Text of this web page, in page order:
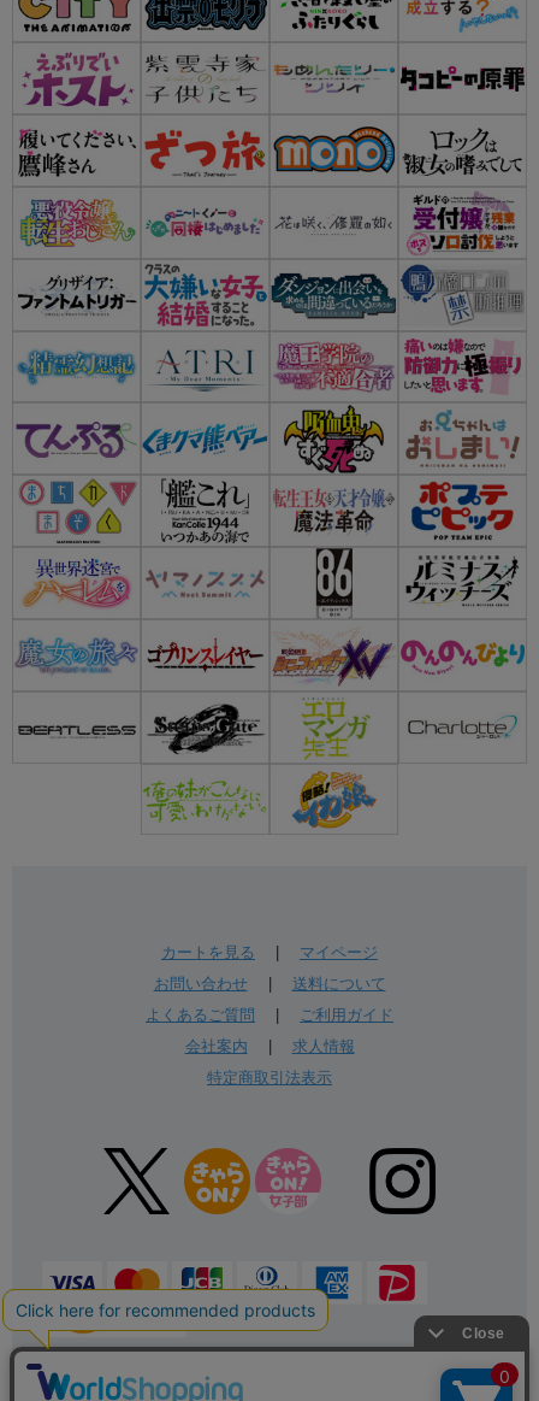
カートを見る
マイページ
お問い合わせ| 送料について
よくあるご質問
ご利用ガイド
会社案内
求人情報
特定商取引法表示